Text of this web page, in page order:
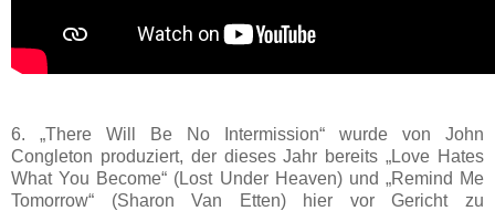
6. „There Will Be No Intermission“ wurde von John
Congleton produziert, der dieses Jahr bereits „Love Hates
What You Become“ (Lost Under Heaven) und „Remind Me
Tomorrow“ (Sharon Van Etten) hier vor Gericht zu